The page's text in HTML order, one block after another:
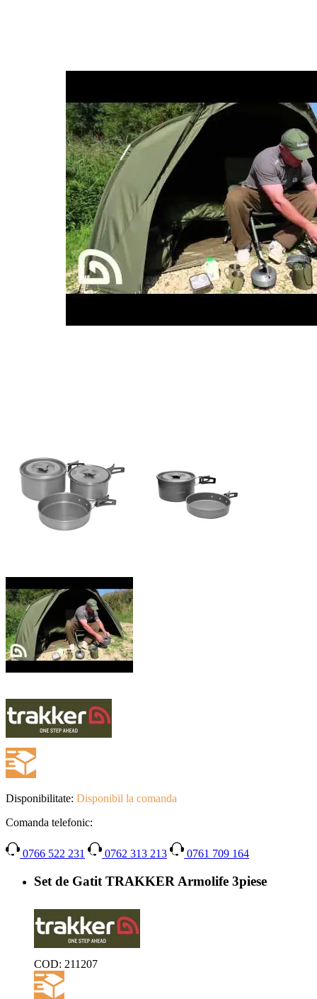
Disponibilitate: Disponibil la comanda
Comanda telefonic:
0766 522 231 0762 313 213 0761 709 164
Set de Gatit TRAKKER Armolife 3piese
COD: 211207